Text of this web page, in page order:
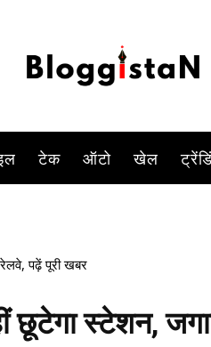
टेक ऑटो खेल
पढ़ें पूरी खबर
छूटेगा स्टेशन,